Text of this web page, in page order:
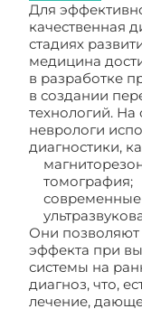
Для
качественная
стадиях
медицина
в разработке
в создании
технологий.
неврологи
диагностики,
томография;
Они позволяют
эффекта при
системы на
диагноз, что,
лечение,